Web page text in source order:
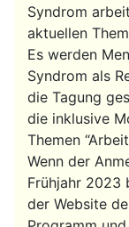
Syndrom
aktuellen
Es werden
Syndrom als
die Tagung
die inklusive
Themen
Wenn der
Frühjahr 2023
der Website